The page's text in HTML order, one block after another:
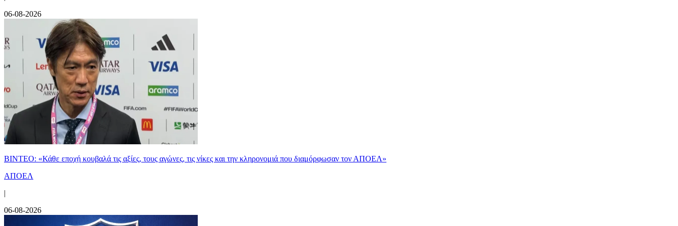
06-08-2026
ΒΙΝΤΕΟ: «Κάθε εποχή κουβαλά τις αξίες, τους αγώνες, τις νίκες και την κληρονομιά που διαμόρφωσαν τον ΑΠΟΕΛ»
ΑΠΟΕΛ
|
06-08-2026